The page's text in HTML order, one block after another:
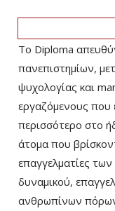
Το Diploma
πανεπιστημίων,
ψυχολογίας και
εργαζόμενους που
περισσότερο στο
άτομα που
επαγγελματίες
δυναμικού,
ανθρωπίνων